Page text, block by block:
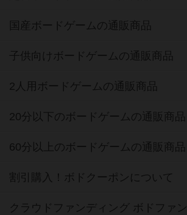
国産ボードゲームの通販商品
子供向けボードゲームの通販商品
2人用ボードゲームの通販商品
20分以下のボードゲームの通販商品
60分以上のボードゲームの通販商品
割引購入！ボドクーポンについて
クラウドファンディング ボドファン